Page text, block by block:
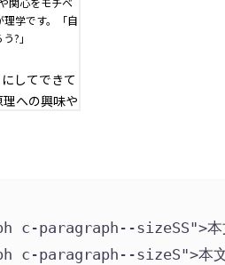
c-paragraph--sizeSS">
c-paragraph--sizeS">本